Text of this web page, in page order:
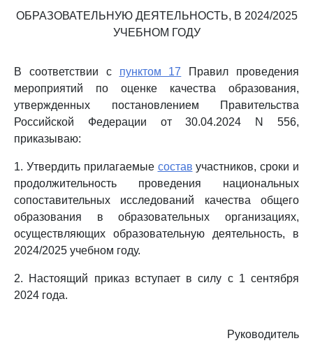
ОБРАЗОВАТЕЛЬНУЮ ДЕЯТЕЛЬНОСТЬ, В 2024/2025
УЧЕБНОМ ГОДУ
В соответствии с пунктом 17 Правил проведения
мероприятий по оценке качества образования,
утвержденных постановлением Правительства
Российской Федерации от 30.04.2024 N 556,
приказываю:
1. Утвердить прилагаемые состав участников, сроки и
продолжительность проведения национальных
сопоставительных исследований качества общего
образования в образовательных организациях,
осуществляющих образовательную деятельность, в
2024/2025 учебном году.
2. Настоящий приказ вступает в силу с 1 сентября
2024 года.
Руководитель